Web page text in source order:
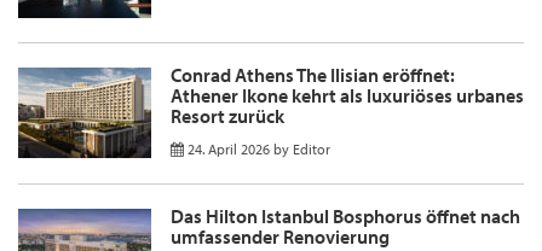
Conrad Athens The Ilisian eröffnet:
Athener Ikone kehrt als luxuriöses urbanes
Resort zurück
24. April 2026 by Editor
Das Hilton Istanbul Bosphorus öffnet nach
umfassender Renovierung